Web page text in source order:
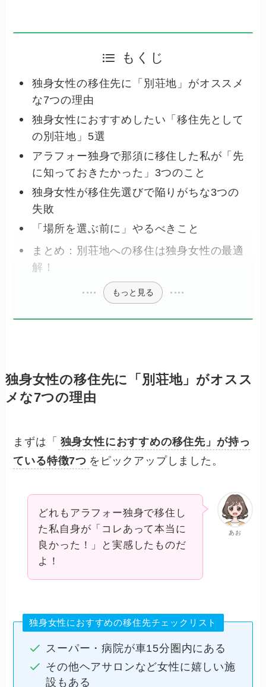
もくじ
独身女性の移住先に「別荘地」がオススメ
な7つの理由
独身女性におすすめしたい「移住先として
の別荘地」5選
アラフォー独身で那須に移住した私が「先
に知っておきたかった」3つのこと
独身女性が移住先選びで陥りがちな3つの
失敗
「場所を選ぶ前に」やるべきこと
まとめ：別荘地への移住は独身女性の最適
解！
もっと見る
独身女性の移住先に「別荘地」がオスス
メな7つの理由
まずは「 独身女性におすすめの移住先」が持っ
ている特徴7つ をピックアップしました。
あお
どれもアラフォー独身で移住し
た私自身が「コレあって本当に
良かった！」と実感したものだ
よ！
独身女性におすすめの移住先チェックリスト
スーパー・病院が車15分圏内にある
その他ヘアサロンなど女性に嬉しい施
設もある